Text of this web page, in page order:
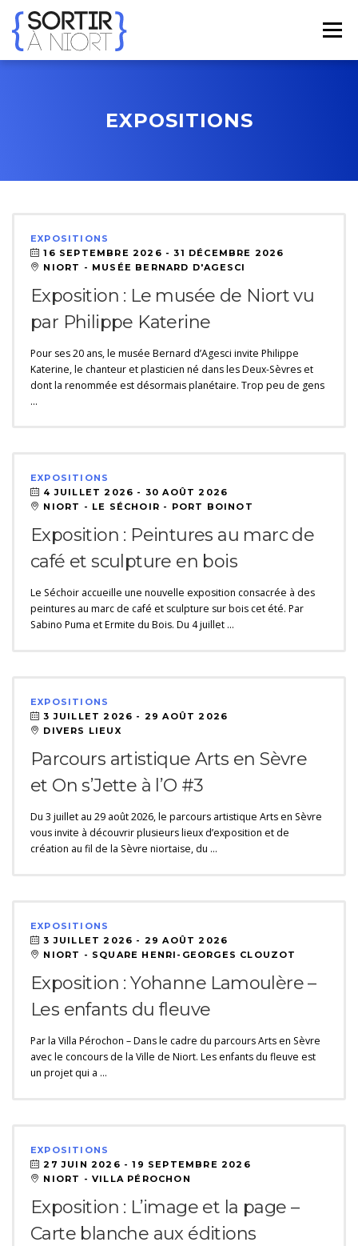
contenu
Menu
EXPOSITIONS
EXPOSITIONS
16 SEPTEMBRE 2026 - 31 DÉCEMBRE 2026
NIORT - MUSÉE BERNARD D'AGESCI
Exposition : Le musée de Niort vu
par Philippe Katerine
Pour ses 20 ans, le musée Bernard d’Agesci invite Philippe
Katerine, le chanteur et plasticien né dans les Deux-Sèvres et
dont la renommée est désormais planétaire. Trop peu de gens
…
EXPOSITIONS
4 JUILLET 2026 - 30 AOÛT 2026
NIORT - LE SÉCHOIR - PORT BOINOT
Exposition : Peintures au marc de
café et sculpture en bois
Le Séchoir accueille une nouvelle exposition consacrée à des
peintures au marc de café et sculpture sur bois cet été. Par
Sabino Puma et Ermite du Bois. Du 4 juillet …
EXPOSITIONS
3 JUILLET 2026 - 29 AOÛT 2026
DIVERS LIEUX
Parcours artistique Arts en Sèvre
et On s’Jette à l’O #3
Du 3 juillet au 29 août 2026, le parcours artistique Arts en Sèvre
vous invite à découvrir plusieurs lieux d’exposition et de
création au fil de la Sèvre niortaise, du …
EXPOSITIONS
3 JUILLET 2026 - 29 AOÛT 2026
NIORT - SQUARE HENRI-GEORGES CLOUZOT
Exposition : Yohanne Lamoulère –
Les enfants du fleuve
Par la Villa Pérochon – Dans le cadre du parcours Arts en Sèvre
avec le concours de la Ville de Niort. Les enfants du fleuve est
un projet qui a …
EXPOSITIONS
27 JUIN 2026 - 19 SEPTEMBRE 2026
NIORT - VILLA PÉROCHON
Exposition : L’image et la page –
Carte blanche aux éditions